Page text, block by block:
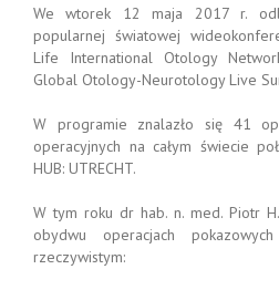
We wtorek 12 maja 2017 r.
popularnej światowej
Life International Otology
Global Otology-Neurotology Live
W programie znalazło się 41
operacyjnych na całym świecie
HUB: UTRECHT.
W tym roku dr hab. n. med. Piotr
obydwu operacjach
rzeczywistym: